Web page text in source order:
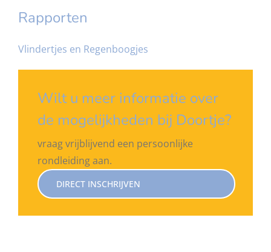
Rapporten
Vlindertjes en Regenboogjes
Wilt u meer informatie over
de mogelijkheden bij Doortje?
vraag vrijblijvend een persoonlijke
rondleiding aan.
DIRECT INSCHRIJVEN